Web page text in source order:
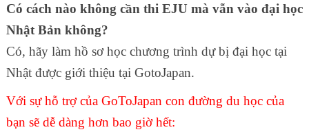
Có cách nào không cần thi EJU mà vẫn vào đại học
Nhật Bản không?
Có, hãy làm hồ sơ học chương trình dự bị đại học tại
Nhật được giới thiệu tại GotoJapan.
Với sự hỗ trợ của GoToJapan con đường du học của
bạn sẽ dễ dàng hơn bao giờ hết: